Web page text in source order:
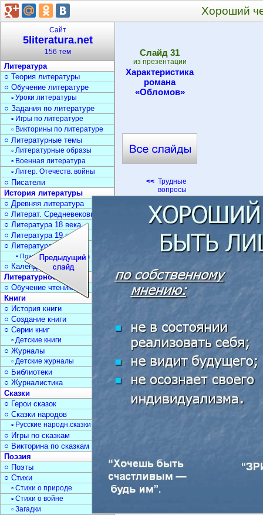
Хороший
Cлайд 31
из презентации
Характеристика
романа
«Обломов»
<< Трудные
вопросы
Сайт
5literatura.net
156 тем
Литература
○ Теория литературы
○ Обучение литературе
▫ Уроки литературы
○ Задания по литературе
▫ Игры по литературе
▫ Викторины по литературе
○ Литературные темы
▫ Литературные образы
▫ Военная литература
▫ Литер. Отечеств. войны
○ Писатели
История литературы
○ Древняя литература
○ Литерат. Средневековья
○ Литература 18 века
○ Литература 19 века
○ Литература 20 века
• Поэзия Серебрян. века
○ Календарь дат
Литературное чтение
○ Обучение чтению
Книги
○ История книги
○ Создание книги
○ Серии книг
▫ Детские книги
○ Журналы
▫ Детские журналы
○ Библиотеки
○ Журналистика
Сказки
○ Герои сказок
○ Сказки народов
▫ Русские народн.сказки
○ Игры по сказкам
○ Викторина по сказкам
Поэзия
○ Поэты
○ Стихи
▫ Стихи о природе
▫ Стихи о войне
▫ Загадки